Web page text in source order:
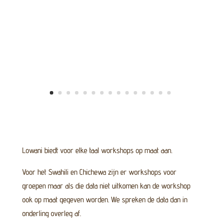
Lowani biedt voor elke taal workshops op maat aan.
Voor het Swahili en Chichewa zijn er workshops voor
groepen maar als die data niet uitkomen kan de workshop
ook op maat gegeven worden. We spreken de data dan in
onderling overleg af.